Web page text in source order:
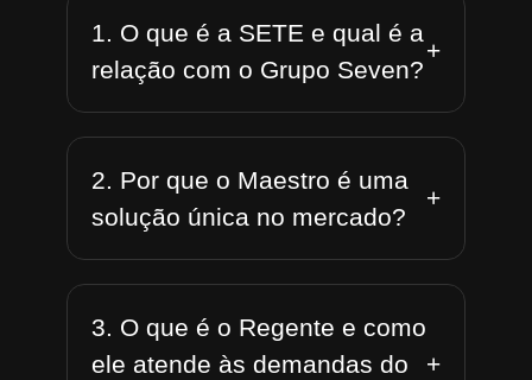
1. O que é a SETE e qual é a
relação com o Grupo Seven?
+
2. Por que o Maestro é uma
solução única no mercado?
+
3. O que é o Regente e como
ele atende às demandas do
+